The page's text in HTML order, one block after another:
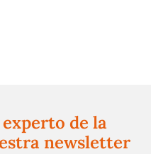
de la
newsletter